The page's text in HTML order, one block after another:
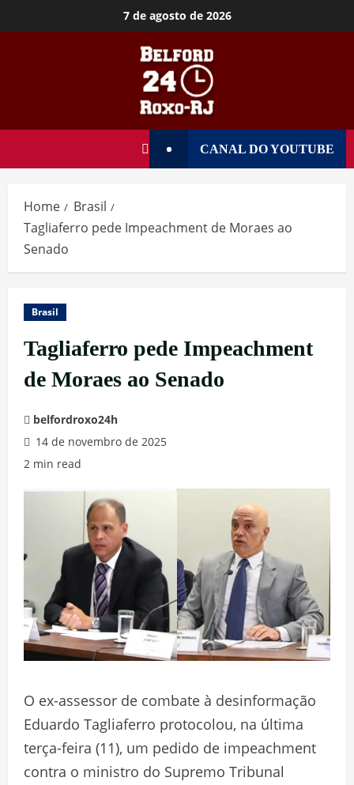
7 de agosto de 2026
CANAL DO YOUTUBE
Home
Brasil
Tagliaferro pede Impeachment de Moraes ao
Senado
Brasil
Tagliaferro pede Impeachment
de Moraes ao Senado
belfordroxo24h
14 de novembro de 2025
2 min read
O ex-assessor de combate à desinformação
Eduardo Tagliaferro protocolou, na última
terça-feira (11), um pedido de impeachment
contra o ministro do Supremo Tribunal